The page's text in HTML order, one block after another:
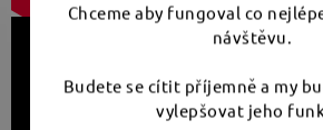
Chceme aby fungoval co
návštěvu.
Budete se cítit příjemně a my
vylepšovat jeho